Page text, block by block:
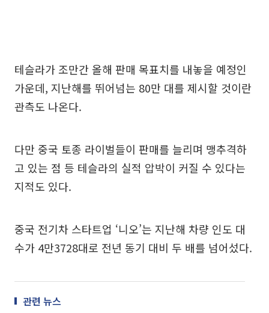
테슬라가 조만간 올해 판매 목표치를 내놓을 예정인
가운데, 지난해를 뛰어넘는 80만 대를 제시할 것이란
관측도 나온다.
다만 중국 토종 라이벌들이 판매를 늘리며 맹추격하
고 있는 점 등 테슬라의 실적 압박이 커질 수 있다는
지적도 있다.
중국 전기차 스타트업 ‘니오’는 지난해 차량 인도 대
수가 4만3728대로 전년 동기 대비 두 배를 넘어섰다.
관련 뉴스